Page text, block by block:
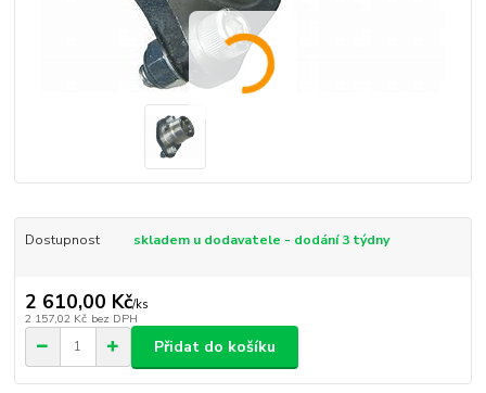
Dostupnost skladem u dodavatele - dodání 3 týdny
2 610,00 Kč/ks
2 157,02 Kč bez DPH
Přidat do košíku